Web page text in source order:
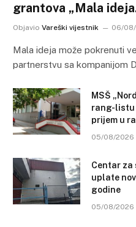
grantova „Mala
Objavio Vareški vijestnik 06/
Mala ideja može pokrenuti
partnerstvu sa kompanijom
MSŠ
rang-listu
prijem u
05/08/2026
Centar za
uplate
godine
05/08/2026